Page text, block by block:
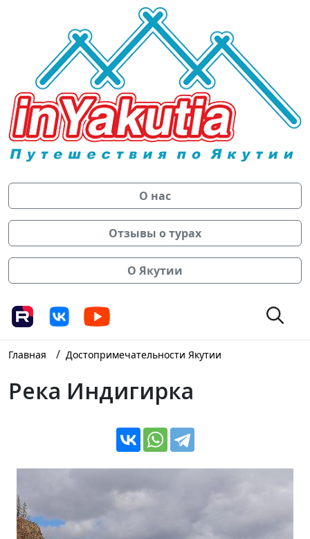
О нас
Отзывы о турах
О Якутии
Главная / Достопримечательности Якутии
Река Индигирка